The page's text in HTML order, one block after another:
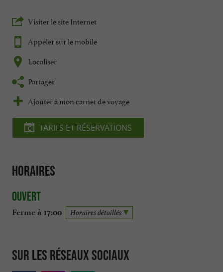
Visiter le site Internet
Appeler sur le mobile
Localiser
Partager
Ajouter à mon carnet de voyage
TARIFS ET RÉSERVATIONS
Horaires
Ouvert
Ferme à 17:00 Horaires détaillés
Sur les réseaux sociaux